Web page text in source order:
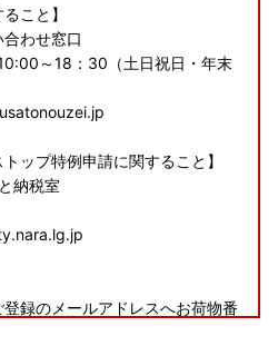
こと】
わせ窓口
～18：30（土日祝日・年末
ップ特例申請に関すること】
納税室
録のメールアドレスへお荷物番